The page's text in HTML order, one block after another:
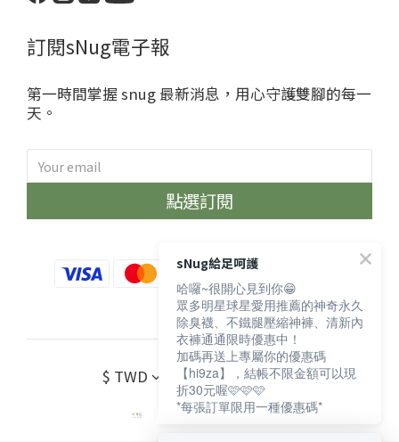
訂閱sNug電子報
第一時間掌握 snug 最新消息，用心守護雙腳的每一
天。
點選訂閱
$ TWD 繁體中文
sNug給足呵護
哈囉~很開心見到你😁
眾多明星球星愛用推薦的神奇永久
除臭襪、不鐵腿壓縮神褲、清新內
衣褲通通限時優惠中！
加碼再送上專屬你的優惠碼
【hi9za】，結帳不限金額可以現
折30元喔🩷🩷🩷
*每張訂單限用一種優惠碼*